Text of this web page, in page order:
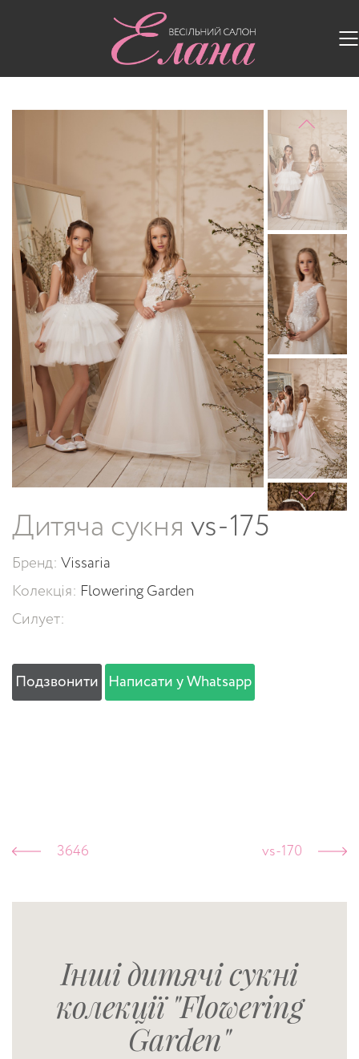
Дитячі сукні/Дитяча сукня vs-175
Дитяча сукня vs-175
Бренд: Vissaria
Колекція: Flowering Garden
Силует:
Подзвонити Написати у Whatsapp
3646 vs-170
Інші дитячі сукні
колекції "Flowering
Garden"